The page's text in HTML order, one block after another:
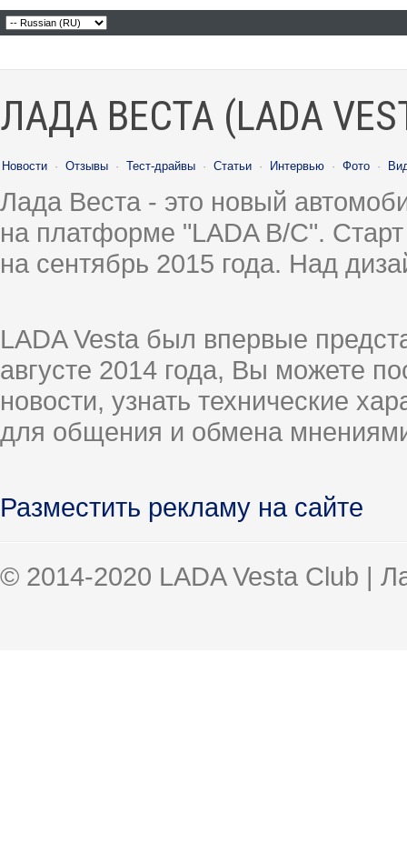
ЛАДА ВЕСТА (LADA
Новости · Отзывы · Тест-драйвы · Статьи · Интервью · Фото ·
Лада Веста - это новый
на платформе "LADA B/C".
на сентябрь 2015 года. Над
LADA Vesta был впервые
августе 2014 года, Вы можете
новости, узнать технические
для общения и обмена
Разместить рекламу на сайте
© 2014-2020 LADA Vesta Club |